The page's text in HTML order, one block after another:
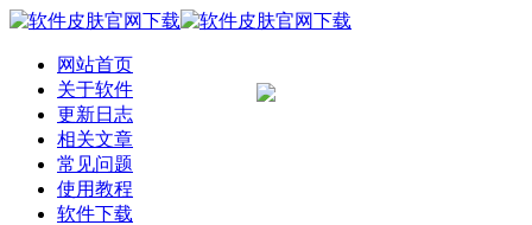
网站首页
关于软件
更新日志
相关文章
常见问题
使用教程
软件下载